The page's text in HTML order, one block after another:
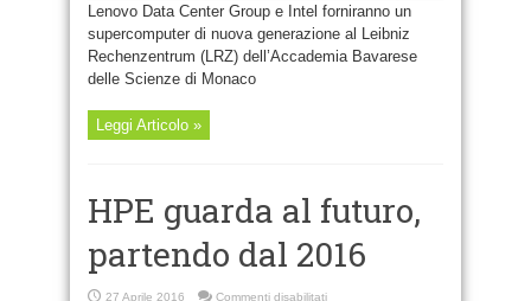
Lenovo Data Center Group e Intel forniranno un
supercomputer di nuova generazione al Leibniz
Rechenzentrum (LRZ) dell’Accademia Bavarese
delle Scienze di Monaco
Leggi Articolo »
HPE guarda al futuro,
partendo dal 2016
27 Aprile 2016 Commenti disabilitatisu